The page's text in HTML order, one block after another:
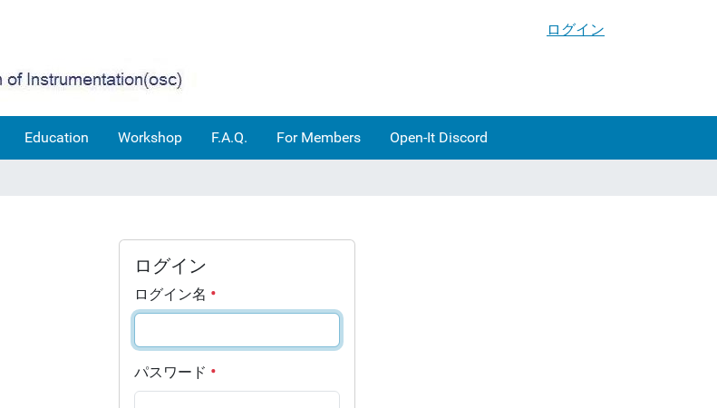
ログイン
Education Workshop F.A.Q. For Members Open-It Discord
ログイン
ログイン名
パスワード